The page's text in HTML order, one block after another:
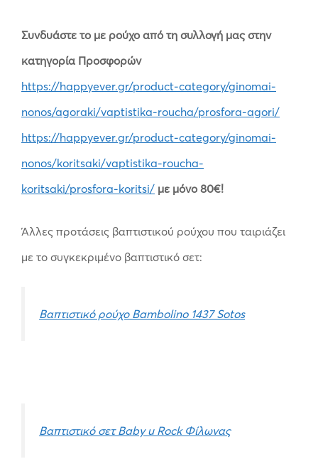
Συνδυάστε το με ρούχο από τη συλλογή μας στην
κατηγορία Προσφορών
https://happyever.gr/product-category/ginomai-
nonos/agoraki/vaptistika-roucha/prosfora-agori/
https://happyever.gr/product-category/ginomai-
nonos/koritsaki/vaptistika-roucha-
koritsaki/prosfora-koritsi/ με μόνο 80€!
Άλλες προτάσεις βαπτιστικού ρούχου που ταιριάζει
με το συγκεκριμένο βαπτιστικό σετ:
Βαπτιστικό ρούχο Bambolino 1437 Sotos
Βαπτιστικό σετ Baby u Rock Φίλωνας